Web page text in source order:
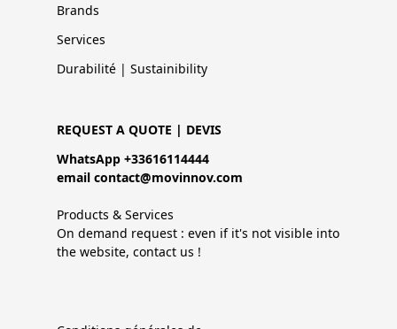
Brands
Services
Durabilité | Sustainibility
REQUEST A QUOTE | DEVIS
WhatsApp +33616114444
email contact@movinnov.com
Products & Services
On demand request : even if it's not visible into
the website, contact us !